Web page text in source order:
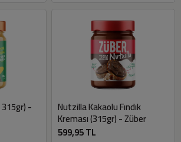
315gr) - Nutzilla Kakaolu Fındık
Kreması (315gr) - Züber
599,95 TL